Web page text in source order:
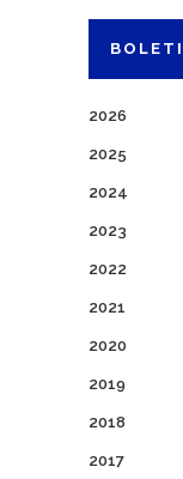
2026
2025
2024
2023
2022
2021
2020
2019
2018
2017